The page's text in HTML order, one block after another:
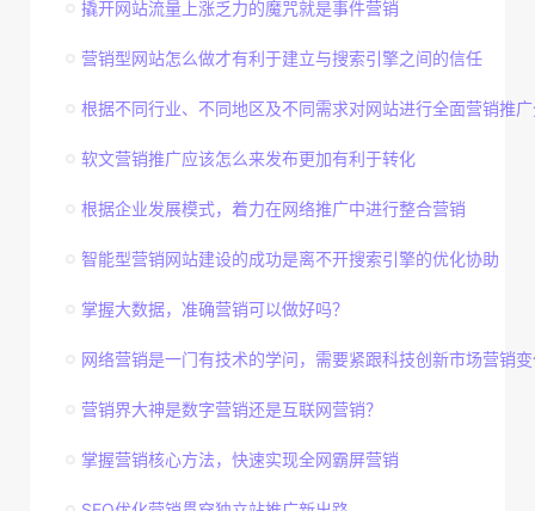
撬开网站流量上涨乏力的魔咒就是事件营销
营销型网站怎么做才有利于建立与搜索引擎之间的信任
根据不同行业、不同地区及不同需求对网站进行全面营销推
软文营销推广应该怎么来发布更加有利于转化
根据企业发展模式，着力在网络推广中进行整合营销
智能型营销网站建设的成功是离不开搜索引擎的优化协助
掌握大数据，准确营销可以做好吗？
网络营销是一门有技术的学问，需要紧跟科技创新市场营销
营销界大神是数字营销还是互联网营销？
掌握营销核心方法，快速实现全网霸屏营销